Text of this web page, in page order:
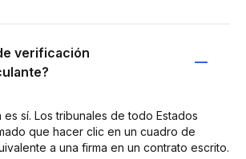
verificación
sí. Los tribunales de todo Estados
que hacer clic en un cuadro de
a una firma en un contrato escrito.